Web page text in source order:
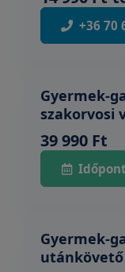
+36 70
Gyermek-
szakorvosi
39 990 Ft
Gyermek-